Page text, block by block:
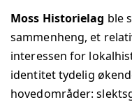
Moss Historielag ble
sammenheng, et
interessen for
identitet tydelig
hovedområder: